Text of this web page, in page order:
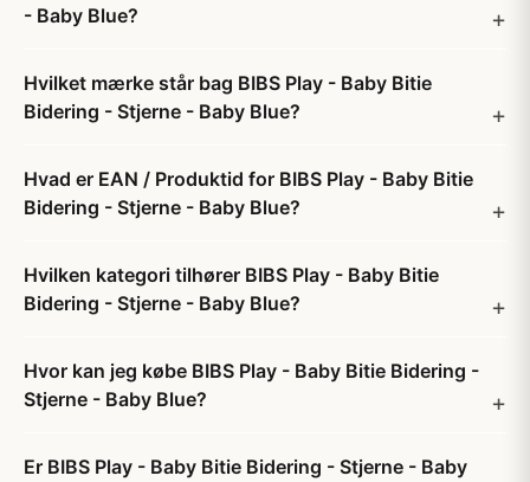
- Baby Blue?
Hvilket mærke står bag BIBS Play - Baby Bitie
Bidering - Stjerne - Baby Blue?
Hvad er EAN / Produktid for BIBS Play - Baby Bitie
Bidering - Stjerne - Baby Blue?
Hvilken kategori tilhører BIBS Play - Baby Bitie
Bidering - Stjerne - Baby Blue?
Hvor kan jeg købe BIBS Play - Baby Bitie Bidering -
Stjerne - Baby Blue?
Er BIBS Play - Baby Bitie Bidering - Stjerne - Baby